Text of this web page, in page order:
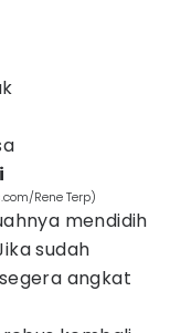
rasa
Rene Terp)
mendidih
sudah
angkat